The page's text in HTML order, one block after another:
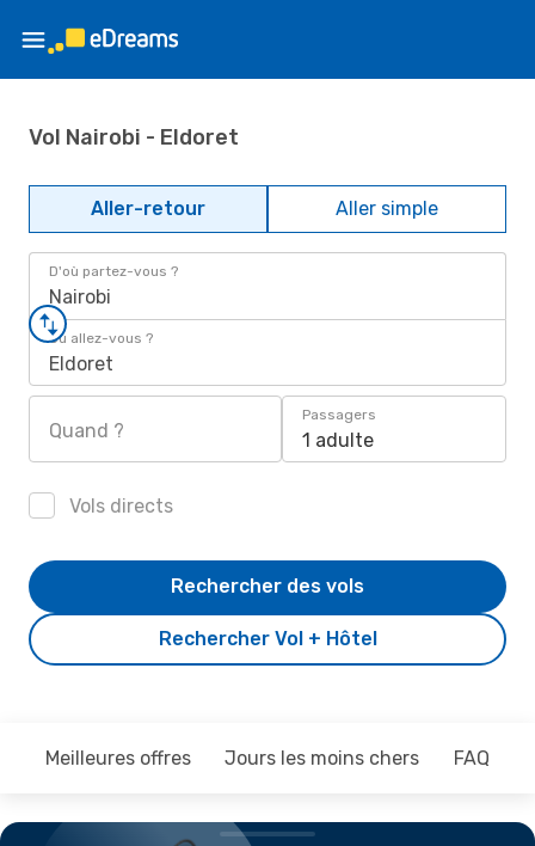
Vol Nairobi - Eldoret
Aller-retour Aller simple
D'où partez-vous ?
Nairobi
Où allez-vous ?
Eldoret
Quand ?
Passagers
1 adulte
Vols directs
Rechercher Vol + Hôtel
Rechercher des vols
Meilleures offres Jours les moins chers FAQ